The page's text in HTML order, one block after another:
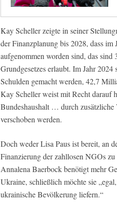
Kay Scheller zeigte in seiner
der Finanzplanung bis 2028, dass
aufgenommen worden sind, das
Grundgesetzes erlaubt. Im Jahr
Schulden gemacht werden, 42,7
Kay Scheller weist mit Recht darauf
Bundeshaushalt … durch
verschoben werden.
Doch weder Lisa Paus ist bereit, an
Finanzierung der zahllosen NGOs
Annalena Baerbock benötigt mehr
Ukraine, schließlich möchte sie
ukrainische Bevölkerung liefern.“